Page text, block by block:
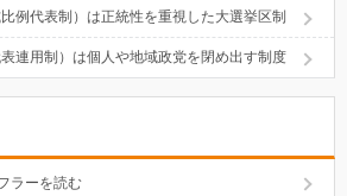
例代表制）は正統性を重視した大選挙区制
連用制）は個人や地域政党を閉め出す制度
ラーを読む